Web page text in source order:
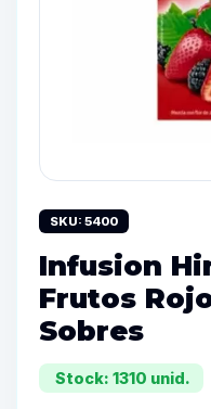
SKU: 5400
Infusion
Frutos
Sobres
Stock: 1310 unid.